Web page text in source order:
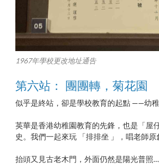
1967年學校更改地址通告
第六站： 團團轉，菊花園
似乎是終站，卻是學校教育的起點 ——幼稚
英華是香港幼稚園教育的先鋒，也是「屋
史。我們一起來玩 「排排坐 」，唱老師原
抬頭又見古老木門，外面仍然是陽光普照